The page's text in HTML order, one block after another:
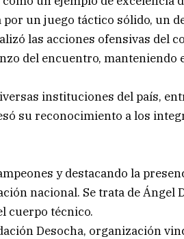
un juego táctico sólido, un
las acciones ofensivas del
del encuentro, manteniendo
instituciones del país,
su reconocimiento a los
y destacando la
nacional. Se trata de Ángel
cuerpo técnico.
Desocha, organización